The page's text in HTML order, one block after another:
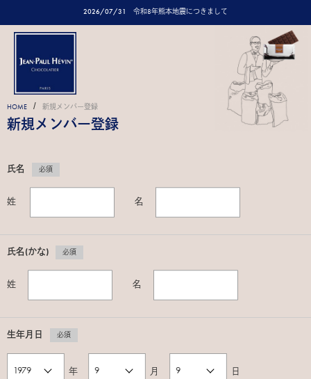
2026/07/31 令和8年熊本地震につきまして
HOME / 新規メンバー登録
新規メンバー登録
氏名 必須
姓 名
氏名(かな) 必須
姓 名
生年月日 必須
年 月 日